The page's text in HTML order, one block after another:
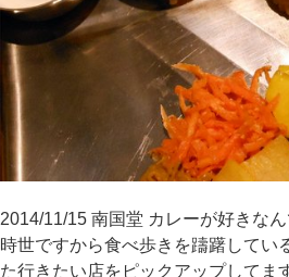
2014/11/15 南国堂 カレーが好きな
時世ですから食べ歩きを躊躇してい
た行きたい店をピックアップしてま